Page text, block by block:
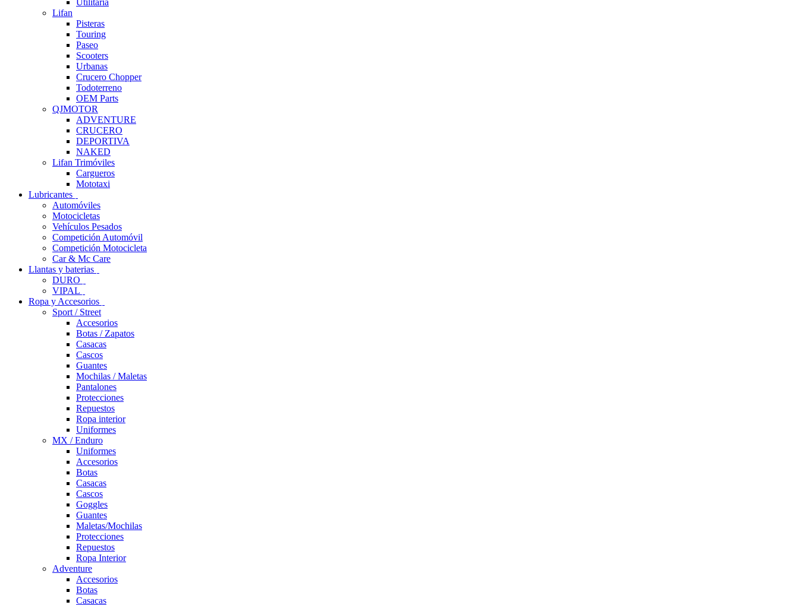
Utilitaria
Lifan
Pisteras
Touring
Paseo
Scooters
Urbanas
Crucero Chopper
Todoterreno
OEM Parts
QJMOTOR
ADVENTURE
CRUCERO
DEPORTIVA
NAKED
Lifan Trimóviles
Cargueros
Mototaxi
Lubricantes
Automóviles
Motocicletas
Vehículos Pesados
Competición Automóvil
Competición Motocicleta
Car & Mc Care
Llantas y baterias
DURO
VIPAL
Ropa y Accesorios
Sport / Street
Accesorios
Botas / Zapatos
Casacas
Cascos
Guantes
Mochilas / Maletas
Pantalones
Protecciones
Repuestos
Ropa interior
Uniformes
MX / Enduro
Uniformes
Accesorios
Botas
Casacas
Cascos
Goggles
Guantes
Maletas/Mochilas
Protecciones
Repuestos
Ropa Interior
Adventure
Accesorios
Botas
Casacas